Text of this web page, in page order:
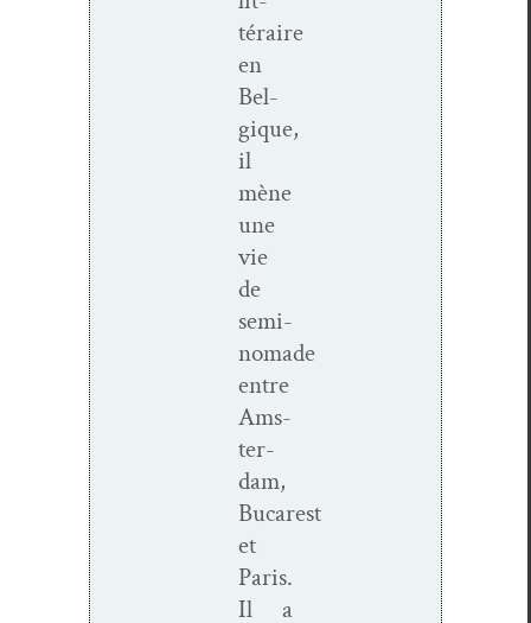
téraire
en
Bel­
gique,
il
mène
une
vie
de
semi-
nomade
entre
Ams­
ter­
dam,
Bucarest
et
Paris.
Il a